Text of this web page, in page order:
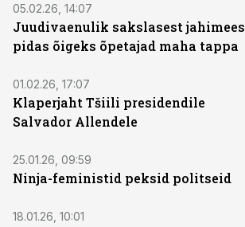
05.02.26, 14:07
Juudivaenulik sakslasest jahimees
pidas õigeks õpetajad maha tappa
01.02.26, 17:07
Klaperjaht Tšiili presidendile
Salvador Allendele
25.01.26, 09:59
Ninja-feministid peksid politseid
18.01.26, 10:01